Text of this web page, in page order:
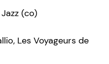
(co)
Les Voyageurs de